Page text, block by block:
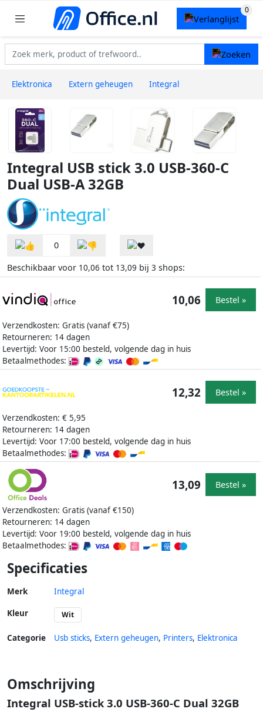
Elektronica Extern geheugen Integral
Integral USB stick 3.0 USB-360-C
Dual USB-A 32GB
0
Beschikbaar voor 10,06 tot 13,09 bij 3 shops:
Verzendkosten: Gratis (vanaf €75)
Retourneren: 14 dagen
Levertijd: Voor 15:00 besteld, volgende dag in huis
Betaalmethodes:
10,06 Bestel »
Verzendkosten: € 5,95
Retourneren: 14 dagen
Levertijd: Voor 17:00 besteld, volgende dag in huis
Betaalmethodes:
12,32 Bestel »
Verzendkosten: Gratis (vanaf €150)
Retourneren: 14 dagen
Levertijd: Voor 19:00 besteld, volgende dag in huis
Betaalmethodes:
13,09 Bestel »
Specificaties
Merk Integral
Kleur Wit
Categorie Usb sticks, Extern geheugen, Printers, Elektronica
Omschrijving
Integral USB-stick 3.0 USB-360-C Dual 32GB